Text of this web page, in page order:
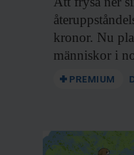
kronor. Nu
människor i
PREMIUM